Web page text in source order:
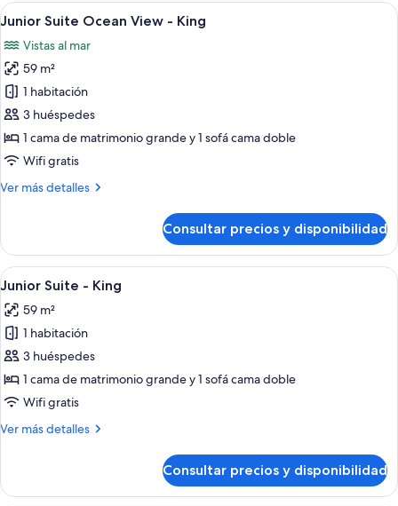
2
Abrir
todas
las
fotos
de
Junior
Suite
Ocean
-
Un balcón con vista al océano, una
14
Junior Suite Ocean View - King
Vistas al mar
59 m²
1 habitación
3 huéspedes
1 cama de matrimonio grande y 1 sofá cama doble
Wifi gratis
Ver más detalles
Más
Suite
Ocean
View
King
Consultar precios y disponibilidad
Abrir
todas
las
fotos
de
Junior
Suite
King
Un dormitorio moderno con una
14
Junior Suite - King
59 m²
1 habitación
3 huéspedes
1 cama de matrimonio grande y 1 sofá cama doble
Wifi gratis
Ver más detalles
Más
Suite
Consultar precios y disponibilidad